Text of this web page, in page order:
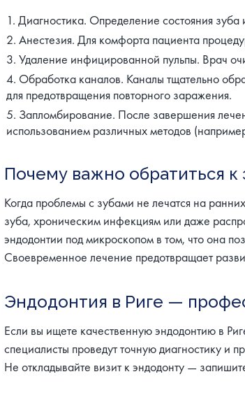
Диагностика. Определение состояния
Анестезия. Для комфорта пациента
Удаление инфицированной пульпы. Врач
Обработка каналов. Каналы тщательно
для предотвращения повторного заражения.
Запломбирование. После завершения
использованием различных методов
Почему важно обратиться
Когда проблемы с зубами не лечатся на
зуба, хроническим инфекциям или даже
эндодонтии под микроскопом в том, что она
Своевременное лечение предотвращает
Эндодонтия в Риге —
Если вы ищете качественную эндодонтию в
специалисты проведут точную диагностику и
Не откладывайте визит к эндодонту —